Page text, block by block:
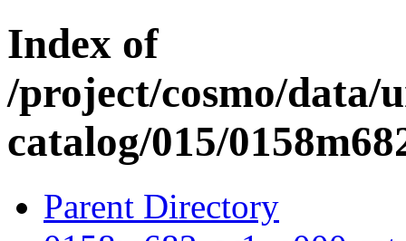
Index of
/project/cosmo/data/
catalog/015/
Parent Directory